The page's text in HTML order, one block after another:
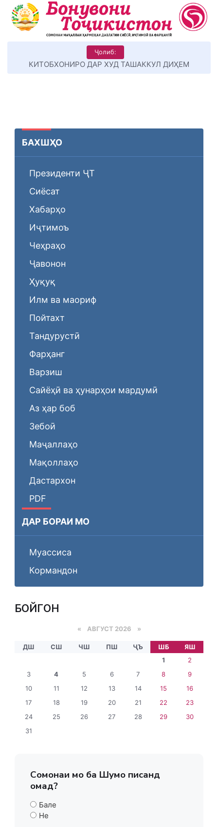
Ҷолиб:
КИТОБХОНИРО ДАР ХУД ТАШАККУЛ ДИҲЕМ
БАХШҲО
Президенти ҶТ
Сиёсат
Хабарҳо
Иҷтимоъ
Чеҳраҳо
Ҷавонон
Ҳуқуқ
Илм ва маориф
Пойтахт
Тандурустӣ
Фарҳанг
Варзиш
Сайёҳӣ ва ҳунарҳои мардумӣ
Аз ҳар боб
Зебоӣ
Маҷаллаҳо
Мақоллаҳо
Дастархон
PDF
ДАР БОРАИ МО
Муассиса
Кормандон
БОЙГОНӢ
« АВГУСТ 2026 »
ДШ СШ ЧШ ПШ ҶЪ ШБ
ЯШ
1
2
3
4 5 6 7 8
9
10
11 12 13 14 15
16
17
18 19 20 21 22
23
24
25 26 27 28 29
30
31
Сомонаи мо ба Шумо писанд
омад?
Бале
Не